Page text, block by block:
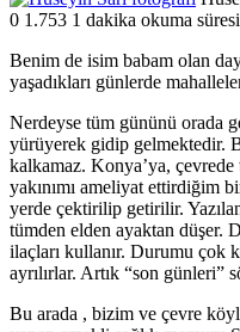
0 1.753 1 dakika okuma süresi
Benim de isim babam olan
yaşadıkları günlerde
Nerdeyse tüm gününü orada
yürüyerek gidip gelmektedir.
kalkamaz. Konya’ya,
yakınımı ameliyat ettirdiğim
yerde çektirilip getirilir.
tümden elden ayaktan düşer.
ilaçları kullanır. Durumu çok
ayrılırlar. Artık “son günleri”
Bu arada , bizim ve çevre